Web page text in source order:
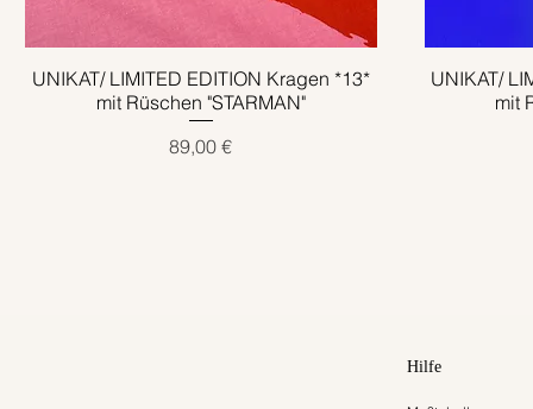
Schnellansicht
UNIKAT/ LIMITED EDITION Kragen *13*
mit Rüschen "STARMAN"
Preis
89,00 €
UNIKAT/
mit
Hilfe